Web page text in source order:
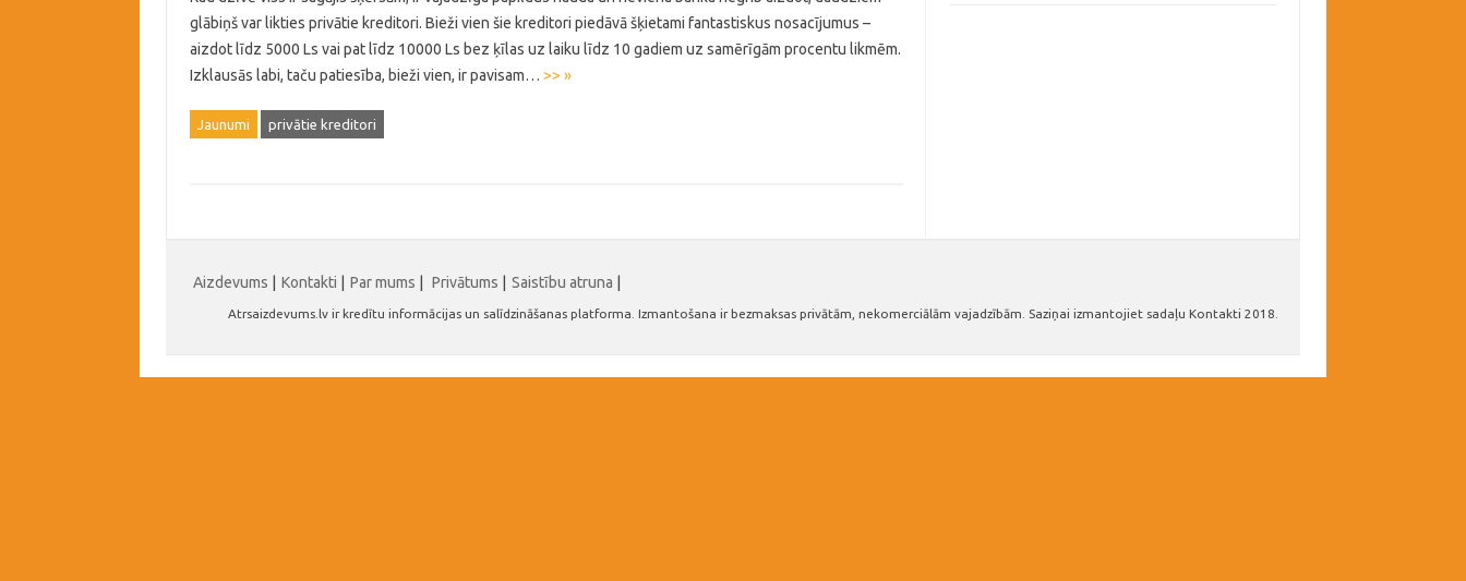
glābiņš var likties privātie kreditori. Bieži vien šie kreditori piedāvā šķietami fantastiskus nosacījumus –
aizdot līdz 5000 Ls vai pat līdz 10000 Ls bez ķīlas uz laiku līdz 10 gadiem uz samērīgām procentu likmēm.
Izklausās labi, taču patiesība, bieži vien, ir pavisam… >> »
Jaunumi privātie kreditori
Aizdevums Kontakti Par mums Privātums Saistību atruna
Atrsaizdevums.lv ir kredītu informācijas un salīdzināšanas platforma. Izmantošana ir bezmaksas privātām, nekomerciālām vajadzībām. Saziņai izmantojiet sadaļu Kontakti 2018.